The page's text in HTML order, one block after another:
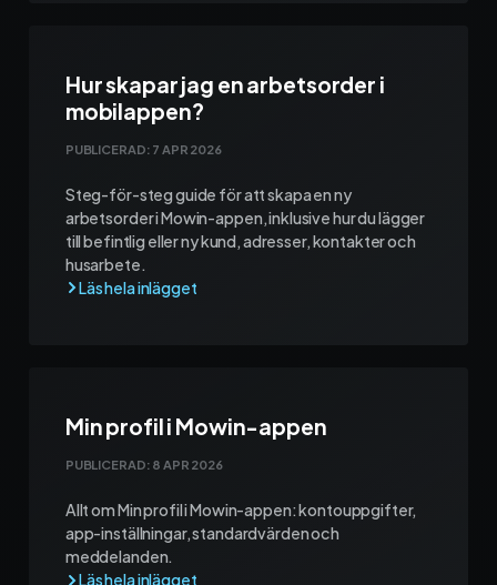
Hur skapar jag en arbetsorder i
mobilappen?
PUBLICERAD: 7 APR 2026
Steg-för-steg guide för att skapa en ny
arbetsorder i Mowin-appen, inklusive hur du lägger
till befintlig eller ny kund, adresser, kontakter och
husarbete.
Min profil i Mowin-appen
PUBLICERAD: 8 APR 2026
Allt om Min profil i Mowin-appen: kontouppgifter,
app-inställningar, standardvärden och
meddelanden.